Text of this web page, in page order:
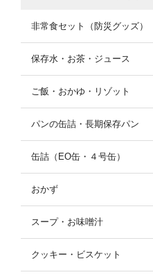
非常食セット（防災グッズ）
保存水・お茶・ジュース
ご飯・おかゆ・リゾット
パンの缶詰・長期保存パン
缶詰（EO缶・４号缶）
おかず
スープ・お味噌汁
クッキー・ビスケット